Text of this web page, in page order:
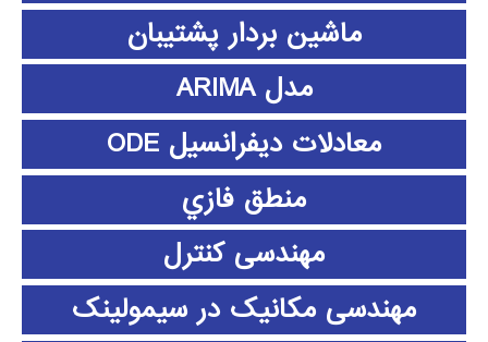
ماشین بردار پشتیبان
مدل ARIMA
معادلات دیفرانسیل ODE
منطق فازي
مهندسی کنترل
مهندسی مکانیک در سیمولینک